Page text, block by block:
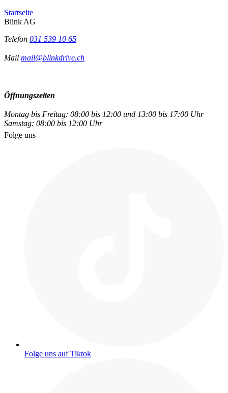
Startseite
Blink AG
Telefon 031 539 10 65
Mail mail@blinkdrive.ch
Öffnungszeiten
Montag bis Freitag: 08:00 bis 12:00 und 13:00 bis 17:00 Uhr
Samstag: 08:00 bis 12:00 Uhr
Folge uns
Folge uns auf Tiktok